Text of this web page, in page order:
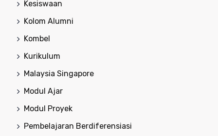
Kesiswaan
Kolom Alumni
Kombel
Kurikulum
Malaysia Singapore
Modul Ajar
Modul Proyek
Pembelajaran Berdiferensiasi